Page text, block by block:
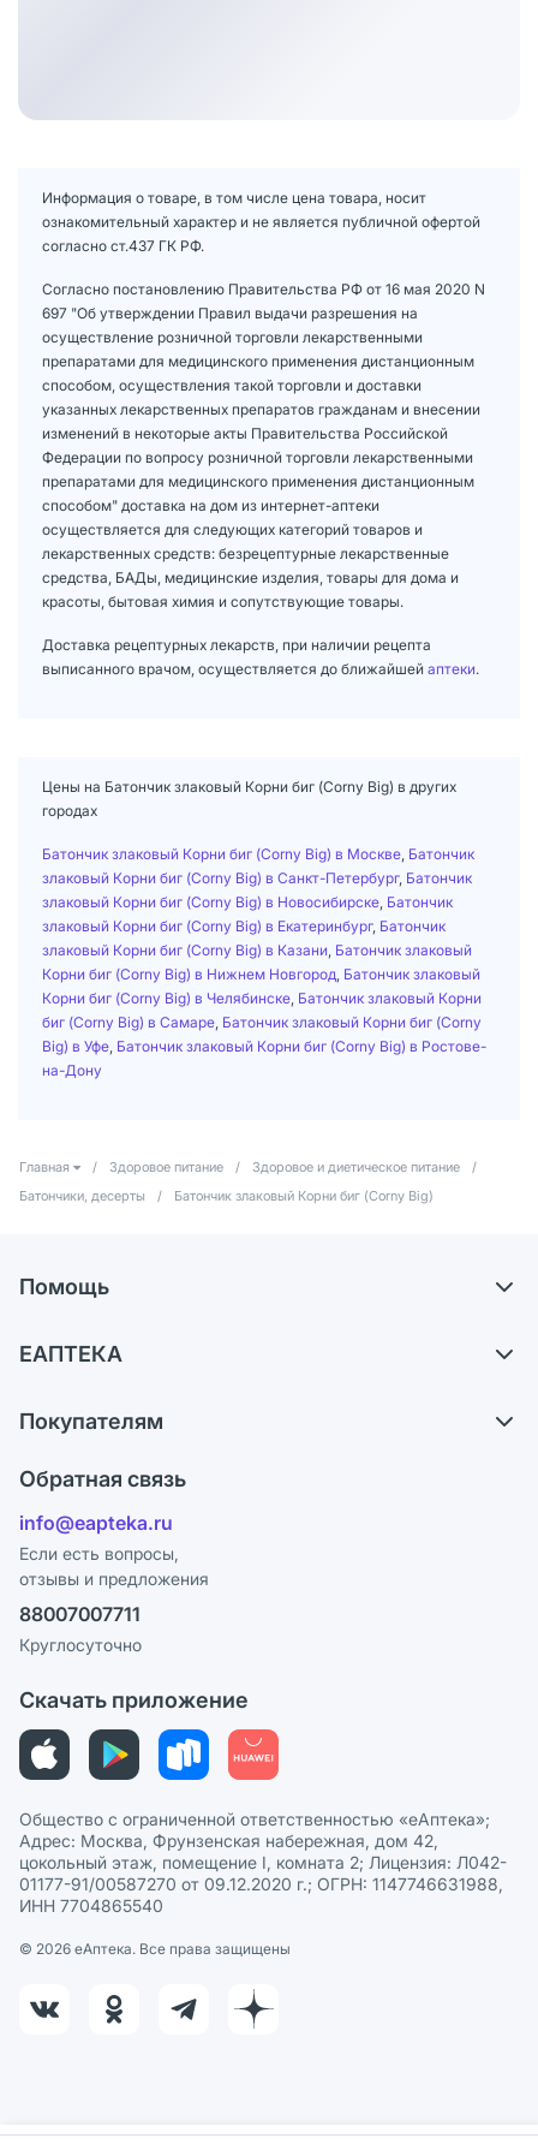
Информация о товаре, в том числе цена товара, носит
ознакомительный характер и не является публичной офертой
согласно ст.437 ГК РФ.
Согласно постановлению Правительства РФ от 16 мая 2020 N
697 "Об утверждении Правил выдачи разрешения на
осуществление розничной торговли лекарственными
препаратами для медицинского применения дистанционным
способом, осуществления такой торговли и доставки
указанных лекарственных препаратов гражданам и внесении
изменений в некоторые акты Правительства Российской
Федерации по вопросу розничной торговли лекарственными
препаратами для медицинского применения дистанционным
способом" доставка на дом из интернет-аптеки
осуществляется для следующих категорий товаров и
лекарственных средств: безрецептурные лекарственные
средства, БАДы, медицинские изделия, товары для дома и
красоты, бытовая химия и сопутствующие товары.
Доставка рецептурных лекарств, при наличии рецепта
выписанного врачом, осуществляется до ближайшей аптеки.
Цены на Батончик злаковый Корни биг (Corny Big) в других
городах
Батончик злаковый Корни биг (Corny Big) в Москве Батончик
злаковый Корни биг (Corny Big) в Санкт-Петербург, Батончик
злаковый Корни биг (Corny Big) в Новосибирске Батончик
злаковый Корни биг (Corny Big) в Екатеринбург, Батончик
злаковый Корни биг (Corny Big) в Казани Батончик злаковый
Корни биг (Corny Big) в Нижнем Новгород Батончик злаковый
Корни биг (Corny Big) в Челябинске Батончик злаковый Корни
биг (Corny Big) в Самаре Батончик злаковый Корни биг (Corny
Big) в Уфе Батончик злаковый Корни биг (Corny Big) в Ростове-
на-Дону
Главная / Здоровое питание / Здоровое и диетическое питание
/
Батончики, десерты
/ Батончик злаковый Корни биг (Corny Big)
Помощь
Самовывоз из аптек
Ответы на вопросы
Блог
ЕАПТЕКА
Карьера
Поставщики
Лицензия
Реклама на сайте
Ваши товары на ЕАПТЕКЕ
Покупателям
Программа СберСпасибо
Политика конфиденциальности
Пользовательское соглашение
Политика рекомендаций
Этика и соответствие
Политика в отношении обработки персональных данных
Обратная связь
info@eapteka.ru
Если есть вопросы,
отзывы и предложения
88007007711
Круглосуточно
Скачать приложение
Общество с ограниченной ответственностью «еАптека»;
Адрес: Москва, Фрунзенская набережная, дом 42,
цокольный этаж, помещение I, комната 2; Лицензия: Л042-
01177-91/00587270 от 09.12.2020 г.; ОГРН: 1147746631988,
ИНН 7704865540
© 2026 eАптека. Все права защищены